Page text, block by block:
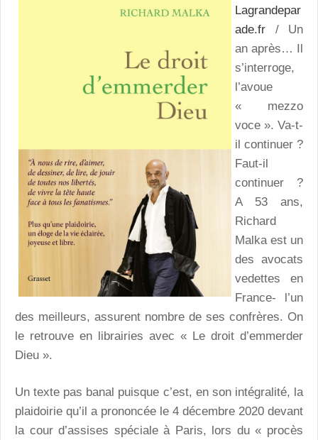
Lagrandepar
ade.fr / Un
an après… Il
s’interroge,
l’avoue
« mezzo
voce ». Va-t-
il continuer ?
Faut-il
continuer ?
A 53 ans,
Richard
Malka est un
des avocats
vedettes en
France- l’un
des meilleurs, assurent nombre de ses confrères. On
le retrouve en librairies avec « Le droit d’emmerder
Dieu ».
Un texte pas banal puisque c’est, en son intégralité, la
plaidoirie qu’il a prononcée le 4 décembre 2020 devant
la cour d’assises spéciale à Paris, lors du « procès